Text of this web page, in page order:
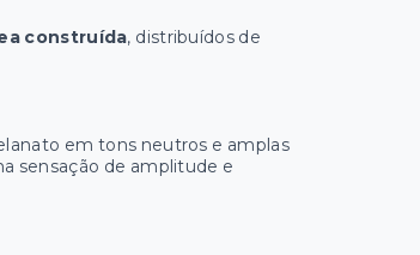
construída, distribuídos de
em tons neutros e amplas
sensação de amplitude e